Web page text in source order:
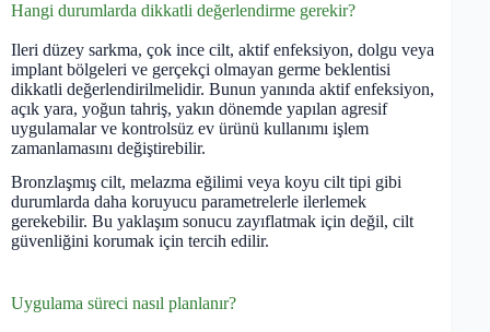
Hangi durumlarda dikkatli değerlendirme gerekir?
Ileri düzey sarkma, çok ince cilt, aktif enfeksiyon, dolgu veya
implant bölgeleri ve gerçekçi olmayan germe beklentisi
dikkatli değerlendirilmelidir. Bunun yanında aktif enfeksiyon,
açık yara, yoğun tahriş, yakın dönemde yapılan agresif
uygulamalar ve kontrolsüz ev ürünü kullanımı işlem
zamanlamasını değiştirebilir.
Bronzlaşmış cilt, melazma eğilimi veya koyu cilt tipi gibi
durumlarda daha koruyucu parametrelerle ilerlemek
gerekebilir. Bu yaklaşım sonucu zayıflatmak için değil, cilt
güvenliğini korumak için tercih edilir.
Uygulama süreci nasıl planlanır?